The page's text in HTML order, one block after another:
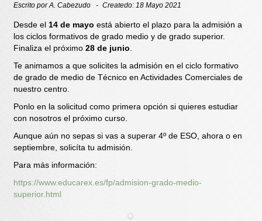
Escrito porA. Cabezudo Createdo: 18 Mayo 2021
Desde el14 de mayo está abierto el plazo para la admisión a
los ciclos formativos de grado medio y de grado superior.
Finaliza el próximo28 de junio
Te animamos a que solicites la admisión en el ciclo formativo
de grado de medio de Técnico en Actividades Comerciales de
nuestro centro.
Ponlo en la solicitud como primera opción si quieres estudiar
con nosotros el próximo curso.
Aunque aún no sepas si vas a superar 4º de ESO, ahora o en
septiembre, solicíta tu admisión.
Para más información:
https://www.educarex.es/fp/admision-grado-medio-
superior.html